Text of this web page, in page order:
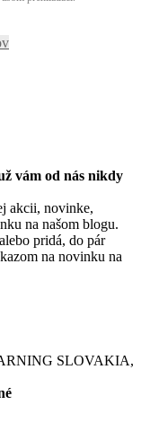
ž vám od nás nikdy
akcii, novinke,
na našom blogu.
pridá, do pár
na novinku na
SLOVAKIA,